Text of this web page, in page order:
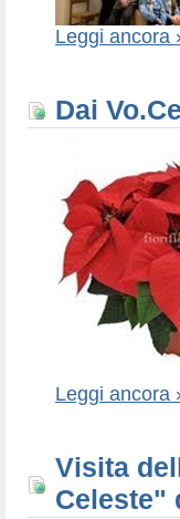
Leggi ancora
Dai
Leggi ancora
Visita
Celeste"